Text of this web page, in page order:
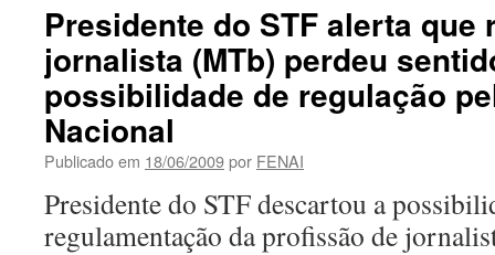
Presidente do STF alerta que
jornalista (MTb) perdeu
possibilidade de regulação
Nacional
Publicado em 18/06/2009por FENAI
Presidente do STF descartou a
regulamentação da profissão de